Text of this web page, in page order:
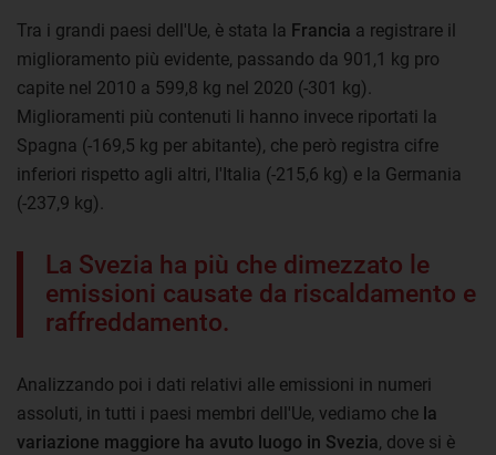
Tra i grandi paesi dell'Ue, è stata la Francia a registrare il
miglioramento più evidente, passando da 901,1 kg pro
capite nel 2010 a 599,8 kg nel 2020 (-301 kg).
Miglioramenti più contenuti li hanno invece riportati la
Spagna (-169,5 kg per abitante), che però registra cifre
inferiori rispetto agli altri, l'Italia (-215,6 kg) e la Germania
(-237,9 kg).
La Svezia ha più che dimezzato le
emissioni causate da riscaldamento e
raffreddamento.
Analizzando poi i dati relativi alle emissioni in numeri
assoluti, in tutti i paesi membri dell'Ue, vediamo che la
variazione maggiore ha avuto luogo in Svezia, dove si è